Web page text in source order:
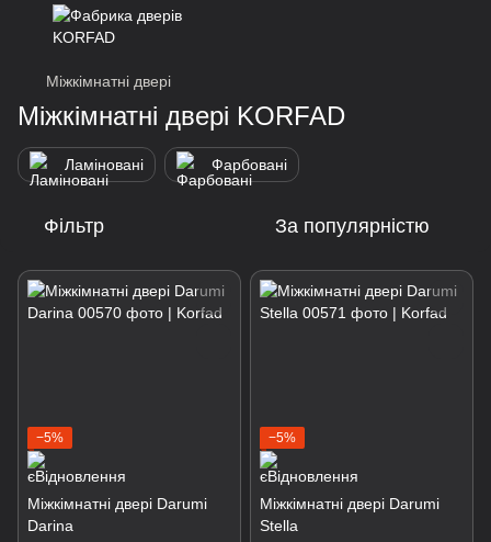
Міжкімнатні двері
Міжкімнатні двері KORFAD
Ламіновані Фарбовані
Фільтр За популярністю
−5%
Міжкімнатні двері Darumi
Darina
−5%
Міжкімнатні двері Darumi
Stella